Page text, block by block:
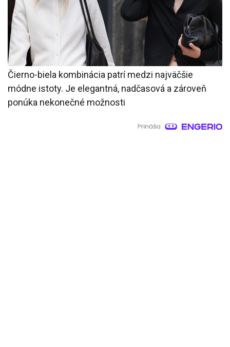
Čierno-biela kombinácia patrí medzi najväčšie
módne istoty. Je elegantná, nadčasová a zároveň
ponúka nekonečné možnosti